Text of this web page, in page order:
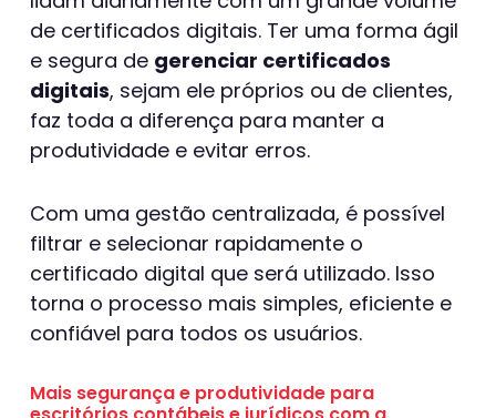
de certificados digitais. Ter uma forma ágil
e segura de gerenciar certificados
digitais, sejam ele próprios ou de clientes,
faz toda a diferença para manter a
produtividade e evitar erros.
Com uma gestão centralizada, é possível
filtrar e selecionar rapidamente o
certificado digital que será utilizado. Isso
torna o processo mais simples, eficiente e
confiável para todos os usuários.
Mais segurança e produtividade para